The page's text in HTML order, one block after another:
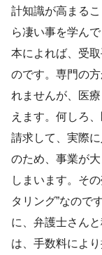
計知識が高まる
ら凄い事を学んで
本によれば、受
のです。専門の
れませんが、医
えます。何しろ
請求して、実際
のため、事業が
しまいます。そ
タリング”なので
に、弁護士さん
は、手数料によ